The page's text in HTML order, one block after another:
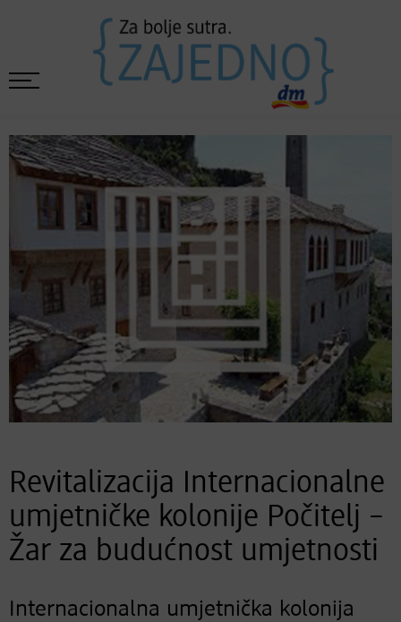
Revitalizacija Internacionalne
umjetničke kolonije Počitelj –
Žar za budućnost umjetnosti
Internacionalna umjetnička kolonija